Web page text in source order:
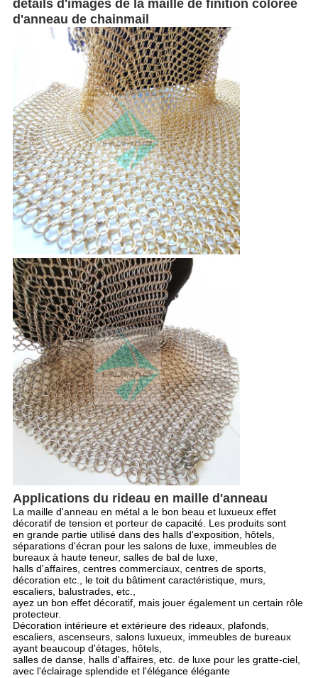
détails d'images de la maille de finition colorée
d'anneau de chainmail
Applications du rideau en maille d'anneau
La maille d'anneau en métal a le bon beau et luxueux effet
décoratif de tension et porteur de capacité. Les produits sont
en grande partie utilisé dans des halls d'exposition, hôtels,
séparations d'écran pour les salons de luxe, immeubles de
bureaux à haute teneur, salles de bal de luxe,
halls d'affaires, centres commerciaux, centres de sports,
décoration etc., le toit du bâtiment caractéristique, murs,
escaliers, balustrades, etc.,
ayez un bon effet décoratif, mais jouer également un certain rôle
protecteur.
Décoration intérieure et extérieure des rideaux, plafonds,
escaliers, ascenseurs, salons luxueux, immeubles de bureaux
ayant beaucoup d'étages, hôtels,
salles de danse, halls d'affaires, etc. de luxe pour les gratte-ciel,
avec l'éclairage splendide et l'élégance élégante